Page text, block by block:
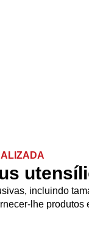
incluindo
lhe